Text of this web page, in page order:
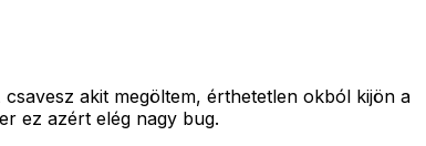
akit megöltem, érthetetlen okból kijön a
ez azért elég nagy bug.